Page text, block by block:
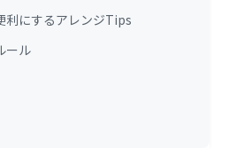
利にするアレンジTips
ール